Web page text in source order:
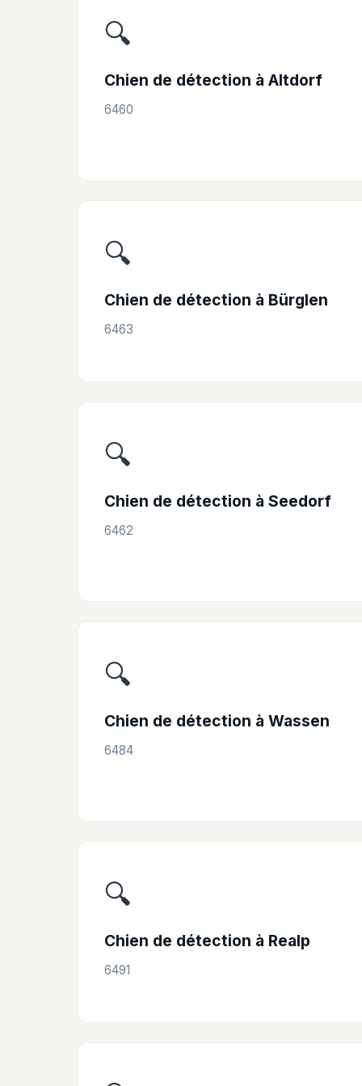
🔍
Chien de détection à Altdorf
6460
🔍
Chien de détection à Bürglen
6463
🔍
Chien de détection à Seedorf
6462
🔍
Chien de détection à Wassen
6484
🔍
Chien de détection à Realp
6491